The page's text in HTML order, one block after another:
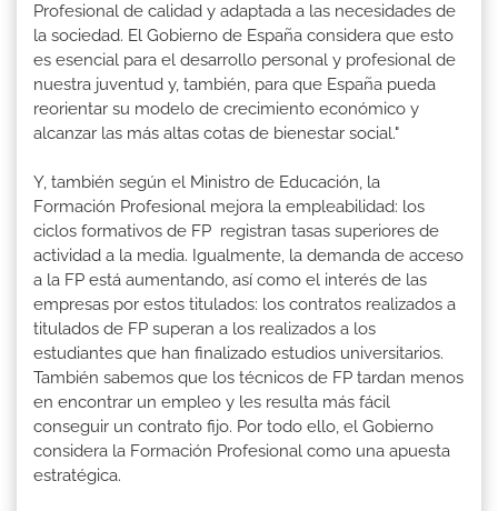
Profesional de calidad y adaptada a las necesidades de
la sociedad. El Gobierno de España considera que esto
es esencial para el desarrollo personal y profesional de
nuestra juventud y, también, para que España pueda
reorientar su modelo de crecimiento económico y
alcanzar las más altas cotas de bienestar social."
Y, también según el Ministro de Educación, la
Formación Profesional mejora la empleabilidad: los
ciclos formativos de FP registran tasas superiores de
actividad a la media. Igualmente, la demanda de acceso
a la FP está aumentando, así como el interés de las
empresas por estos titulados: los contratos realizados a
titulados de FP superan a los realizados a los
estudiantes que han finalizado estudios universitarios.
También sabemos que los técnicos de FP tardan menos
en encontrar un empleo y les resulta más fácil
conseguir un contrato fijo. Por todo ello, el Gobierno
considera la Formación Profesional como una apuesta
estratégica.